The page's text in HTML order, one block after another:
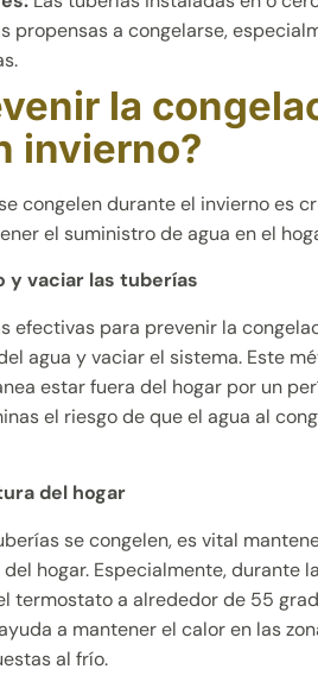
propensas a congelarse,
la
invierno?
congelen durante el invierno es
el suministro de agua en el
y vaciar las tuberías
efectivas para prevenir la
agua y vaciar el sistema. Este
estar fuera del hogar por un
el riesgo de que el agua al
del hogar
se congelen, es vital
hogar. Especialmente, durante
termostato a alrededor de 55
a mantener el calor en las
al frío.